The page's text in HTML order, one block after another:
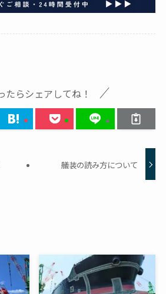
たらシェアしてね！
艤装の読み方について